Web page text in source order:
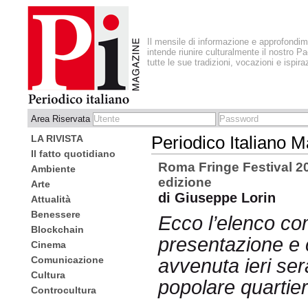
Il mensile di informazione e
intende riunire culturalmente il nostro
tutte le sue tradizioni, vocazioni e
Area Riservata
LA RIVISTA
Il fatto quotidiano
Ambiente
Arte
Attualità
Benessere
Blockchain
Cinema
Comunicazione
Cultura
Controcultura
Periodico Italiano
Roma Fringe Festival
edizione
di Giuseppe Lorin
Ecco l’elenco
presentazione e
avvenuta ieri
popolare